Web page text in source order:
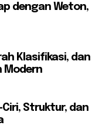
dengan Weton,
Klasifikasi, dan
Modern
Struktur, dan